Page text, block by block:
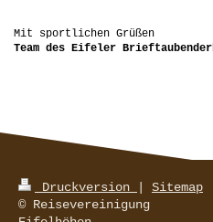
Mit sportlichen Grüßen
Team des Eifeler
Druckversion
Sitemap
© Reisevereinigung